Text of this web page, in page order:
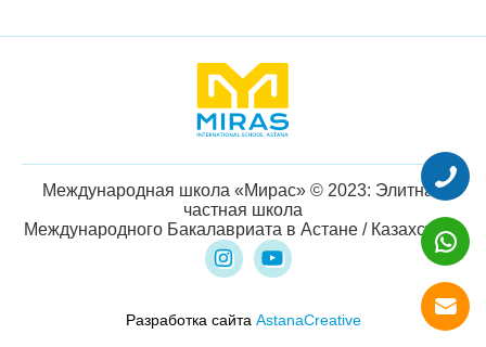
Международная школа «Мирас» © 2023: Элитная
частная школа
Международного Бакалавриата в Астане / Казахстане
Разработка сайта AstanaCreative